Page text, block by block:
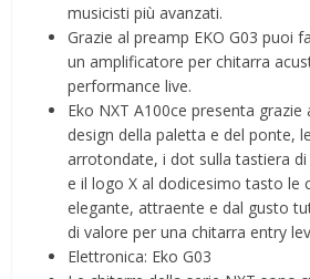
musicisti più avanzati.
Grazie al preamp EKO G03 puoi
un amplificatore per chitarra
performance live.
Eko NXT A100ce presenta grazie
design della paletta e del ponte,
arrotondate, i dot sulla tastiera
e il logo X al dodicesimo tasto le
elegante, attraente e dal gusto
di valore per una chitarra entry
Elettronica: Eko G03